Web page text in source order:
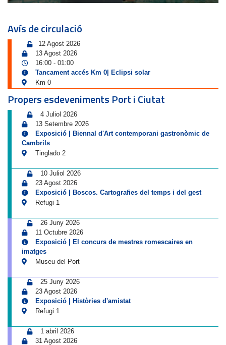
Avís de circulació
12 Agost 2026
13 Agost 2026
16:00 - 01:00
Tancament accés Km 0| Eclipsi solar
Km 0
Propers esdeveniments Port i Ciutat
4 Juliol 2026
13 Setembre 2026
Exposició | Biennal d'Art contemporani gastronòmic de
Cambrils
Tinglado 2
10 Juliol 2026
23 Agost 2026
Exposició | Boscos. Cartografies del temps i del gest
Refugi 1
26 Juny 2026
11 Octubre 2026
Exposició | El concurs de mestres romescaires en
imatges
Museu del Port
25 Juny 2026
23 Agost 2026
Exposició | Històries d'amistat
Refugi 1
1 abril 2026
31 Agost 2026